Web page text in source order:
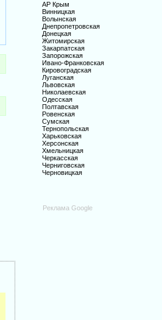
АР Крым
Винницкая
Волынская
Днепропетровская
Донецкая
Житомирская
Закарпатская
Запорожская
Ивано-Франковская
Кировоградская
Луганская
Львовская
Николаевская
Одесская
Полтавская
Ровенская
Сумская
Тернопольская
Харьковская
Херсонская
Хмельницкая
Черкасская
Черниговская
Черновицкая
Реклама Google